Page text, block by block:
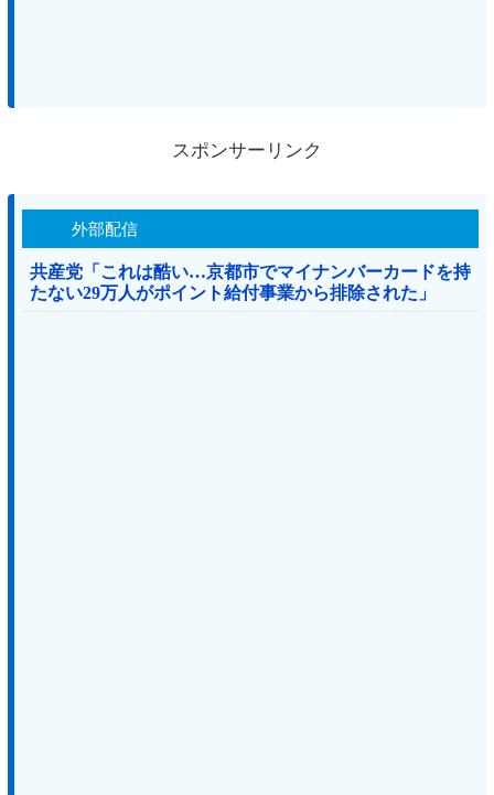
スポンサーリンク
外部配信
共産党「これは酷い…京都市でマイナンバーカードを持
たない29万人がポイント給付事業から排除された」